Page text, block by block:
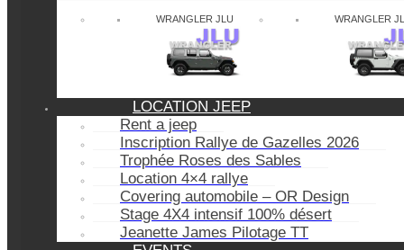
WRANGLER JLU WRANGLER JL
LOCATION JEEP
Rent a jeep
Inscription Rallye de Gazelles 2026
Trophée Roses des Sables
Location 4×4 rallye
Covering automobile – OR Design
Stage 4X4 intensif 100% désert
Jeanette James Pilotage TT